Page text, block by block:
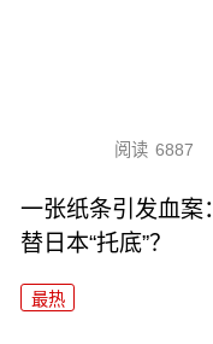
阅读 6887
一张纸条引发血案
替日本“托底”？
最热